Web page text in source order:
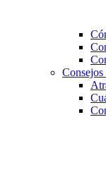
Consejos